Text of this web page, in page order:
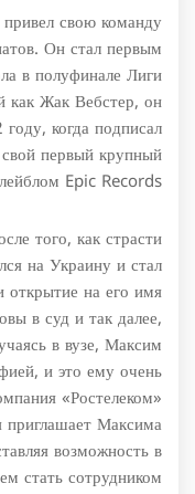
свою команду
Он стал первым
в полуфинале Лиги
Жак Вебстер, он
когда подписал
первый крупный
Epic Records.
того, как страсти
на Украину и стал
открытие на его имя
в суд и так далее,
в вузе, Максим
и это ему очень
«Ростелеком»
приглашает Максима
возможность в
стать сотрудником.